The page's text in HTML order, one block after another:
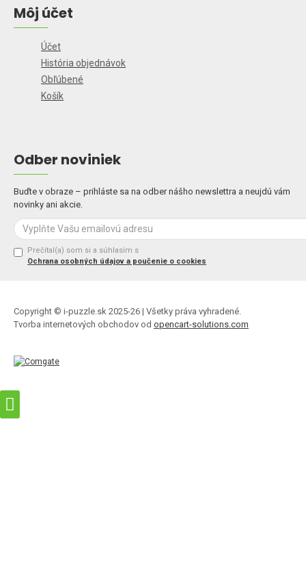
Môj účet
Účet
História objednávok
Obľúbené
Košík
Odber noviniek
Buďte v obraze – prihláste sa na odber nášho newslettra a neujdú vám
novinky ani akcie.
Prečítal(a) som si a súhlasím s
Ochrana osobných údajov a poučenie o cookies
Copyright © i-puzzle.sk 2025-26 | Všetky práva vyhradené.
Tvorba internetových obchodov od opencart-solutions.com